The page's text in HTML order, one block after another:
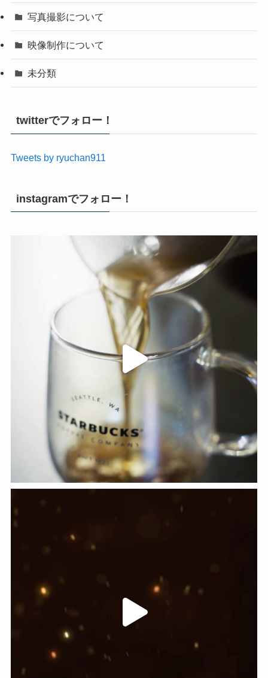
写真撮影について
映像制作について
未分類
twitterでフォロー！
Tweets by ryuchan911
instagramでフォロー！